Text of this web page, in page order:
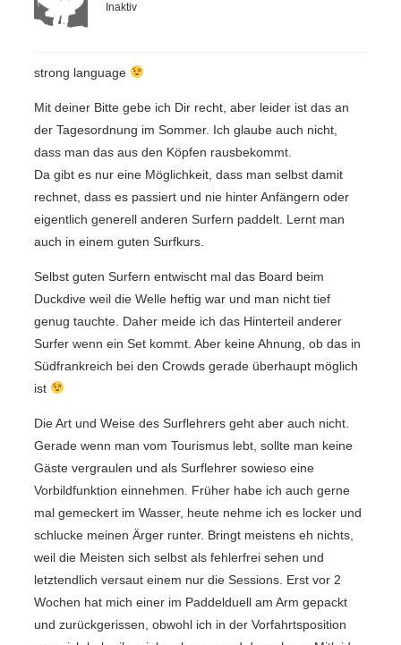
Inaktiv
strong language
Mit deiner Bitte gebe ich Dir recht, aber leider ist das an
der Tagesordnung im Sommer. Ich glaube auch nicht,
dass man das aus den Köpfen rausbekommt.
Da gibt es nur eine Möglichkeit, dass man selbst damit
rechnet, dass es passiert und nie hinter Anfängern oder
eigentlich generell anderen Surfern paddelt. Lernt man
auch in einem guten Surfkurs.
Selbst guten Surfern entwischt mal das Board beim
Duckdive weil die Welle heftig war und man nicht tief
genug tauchte. Daher meide ich das Hinterteil anderer
Surfer wenn ein Set kommt. Aber keine Ahnung, ob das in
Südfrankreich bei den Crowds gerade überhaupt möglich
ist
Die Art und Weise des Surflehrers geht aber auch nicht.
Gerade wenn man vom Tourismus lebt, sollte man keine
Gäste vergraulen und als Surflehrer sowieso eine
Vorbildfunktion einnehmen. Früher habe ich auch gerne
mal gemeckert im Wasser, heute nehme ich es locker und
schlucke meinen Ärger runter. Bringt meistens eh nichts,
weil die Meisten sich selbst als fehlerfrei sehen und
letztendlich versaut einem nur die Sessions. Erst vor 2
Wochen hat mich einer im Paddelduell am Arm gepackt
und zurückgerissen, obwohl ich in der Vorfahrtsposition